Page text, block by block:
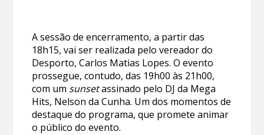
A sessão de encerramento, a partir das
18h15, vai ser realizada pelo vereador do
Desporto, Carlos Matias Lopes. O evento
prossegue, contudo, das 19h00 às 21h00,
com um sunsetassinado pelo DJ da Mega
Hits, Nelson da Cunha. Um dos momentos de
destaque do programa, que promete animar
o público do evento.